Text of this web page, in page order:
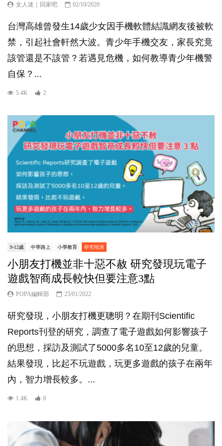
女人迷｜回家吧 02/10/2020
台灣高雄曾發生14歲少女因手機軟體結識網友後被軟
禁，引起社會軒然大波。青少年手機交友，家長究竟
該管還是不該管？若遇見危機，如何教導青少年機警
自保？...
5.4K 2
9-12歲 中學路上 小學教育 研究咁講
小朋友打機並非十惡不赦 研究發現玩電子
遊戲智商成長較快但要注意3點
POPA編輯部 25/01/2022
研究發現，小朋友打機更聰明？在期刊Scientific
Reports刊登的研究，調查了電子遊戲如何影響孩子
的思想，採訪及測試了5000多名10至12歲的兒童。
結果發現，比起不玩遊戲，玩更多遊戲的孩子在兩年
內，智力增長較多。...
1.4K 0